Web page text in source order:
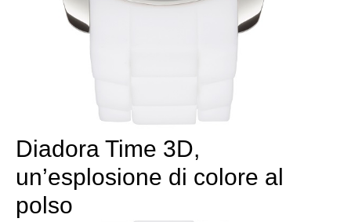
Diadora Time 3D,
un’esplosione di colore al
polso